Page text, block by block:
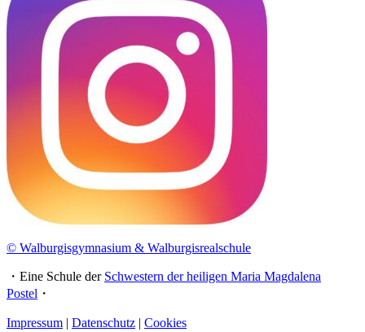
© Walburgisgymnasium & Walburgisrealschule
・Eine Schule der Schwestern der heiligen Maria Magdalena
Postel ・
Impressum | Datenschutz | Cookies